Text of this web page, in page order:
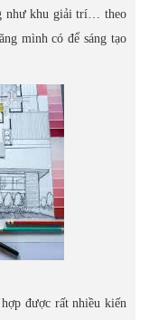
như khu giải trí… theo
mình có để sáng tạo
được rất nhiều kiến